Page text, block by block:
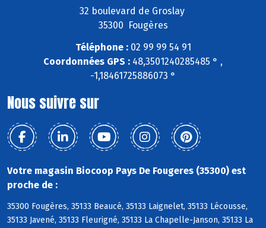
32 boulevard de Groslay
35300 Fougères
Téléphone :02 99 99 54 91
Coordonnées GPS : 48,3501240285485 ° ,
-1,18461725886073 °
Nous suivre sur
Votre magasin Biocoop Pays De Fougeres (35300) est
proche de :
35300 Fougères, 35133 Beaucé, 35133 Laignelet, 35133 Lécousse,
35133 Javené, 35133 Fleurigné, 35133 La Chapelle-Janson, 35133 La